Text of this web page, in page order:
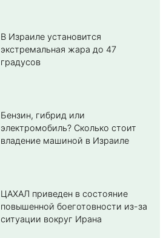
В Израиле установится
экстремальная жара до 47
градусов
Бензин, гибрид или
электромобиль? Cколько стоит
владение машиной в Израиле
ЦАХАЛ приведен в состояние
повышенной боеготовности из-за
ситуации вокруг Ирана